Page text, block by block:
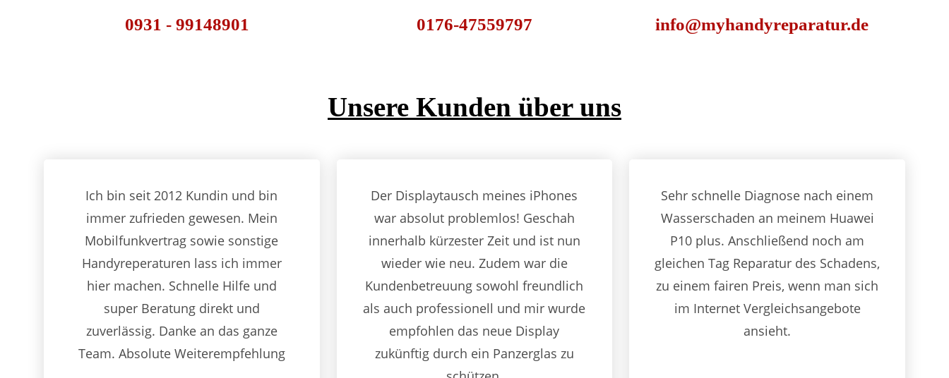
0931 - 99148901 0176-47559797 info@myhandyreparatur.de
Unsere Kunden über uns
Ich bin seit 2012 Kundin und bin
immer zufrieden gewesen. Mein
Mobilfunkvertrag sowie sonstige
Handyreperaturen lass ich immer
hier machen. Schnelle Hilfe und
super Beratung direkt und
zuverlässig. Danke an das ganze
Team. Absolute Weiterempfehlung
Der Displaytausch meines iPhones
war absolut problemlos! Geschah
innerhalb kürzester Zeit und ist nun
wieder wie neu. Zudem war die
Kundenbetreuung sowohl freundlich
als auch professionell und mir wurde
empfohlen das neue Display
zukünftig durch ein Panzerglas zu
Sehr schnelle Diagnose nach einem
Wasserschaden an meinem Huawei
P10 plus. Anschließend noch am
gleichen Tag Reparatur des Schadens,
zu einem fairen Preis, wenn man sich
im Internet Vergleichsangebote
ansieht.